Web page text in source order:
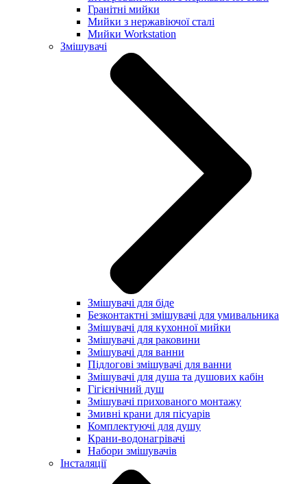
Гранітні мийки
Мийки з нержавіючої сталі
Мийки Workstation
Змішувачі
Змішувачі для біде
Безконтактні змішувачі для умивальника
Змішувачі для кухонної мийки
Змішувачі для раковини
Змішувачі для ванни
Підлогові змішувачі для ванни
Змішувачі для душа та душових кабін
Гігієнічний душ
Змішувачі прихованого монтажу
Змивні крани для пісуарів
Комплектуючі для душу
Крани-водонагрівачі
Набори змішувачів
Інсталяції